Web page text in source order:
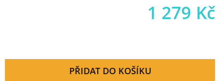
1 279 Kč
PŘIDAT DO KOŠÍKU